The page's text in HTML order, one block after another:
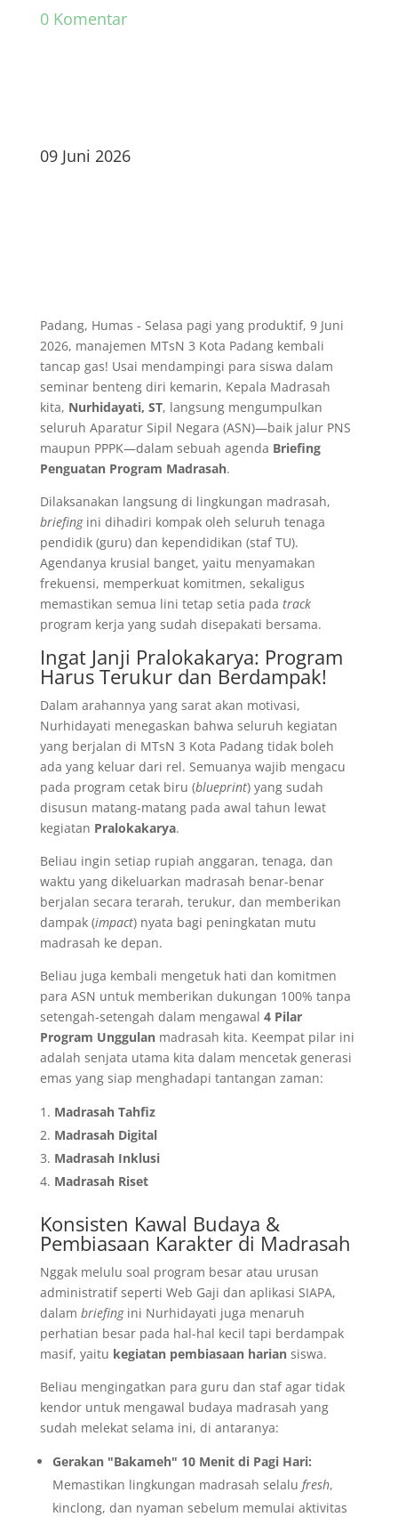
0 Komentar
09 Juni 2026
Padang, Humas - Selasa pagi yang produktif, 9 Juni
2026, manajemen MTsN 3 Kota Padang kembali
tancap gas! Usai mendampingi para siswa dalam
seminar benteng diri kemarin, Kepala Madrasah
kita, Nurhidayati, ST, langsung mengumpulkan
seluruh Aparatur Sipil Negara (ASN)—baik jalur PNS
maupun PPPK—dalam sebuah agenda Briefing
Penguatan Program Madrasah.
​Dilaksanakan langsung di lingkungan madrasah,
briefingini dihadiri kompak oleh seluruh tenaga
pendidik (guru) dan kependidikan (staf TU).
Agendanya krusial banget, yaitu menyamakan
frekuensi, memperkuat komitmen, sekaligus
memastikan semua lini tetap setia pada track
program kerja yang sudah disepakati bersama.
​Ingat Janji Pralokakarya: Program
Harus Terukur dan Berdampak!
​Dalam arahannya yang sarat akan motivasi,
Nurhidayati menegaskan bahwa seluruh kegiatan
yang berjalan di MTsN 3 Kota Padang tidak boleh
ada yang keluar dari rel. Semuanya wajib mengacu
pada program cetak biru (blueprint) yang sudah
disusun matang-matang pada awal tahun lewat
kegiatan Pralokakarya.
​Beliau ingin setiap rupiah anggaran, tenaga, dan
waktu yang dikeluarkan madrasah benar-benar
berjalan secara terarah, terukur, dan memberikan
dampak (impact) nyata bagi peningkatan mutu
madrasah ke depan.
​Beliau juga kembali mengetuk hati dan komitmen
para ASN untuk memberikan dukungan 100% tanpa
setengah-setengah dalam mengawal 4 Pilar
Program Unggulanmadrasah kita. Keempat pilar ini
adalah senjata utama kita dalam mencetak generasi
emas yang siap menghadapi tantangan zaman:
Madrasah Tahfiz
Madrasah Digital
Madrasah Inklusi
Madrasah Riset
​Konsisten Kawal Budaya &
Pembiasaan Karakter di Madrasah
​Nggak melulu soal program besar atau urusan
administratif seperti Web Gaji dan aplikasi SIAPA,
dalam briefingini Nurhidayati juga menaruh
perhatian besar pada hal-hal kecil tapi berdampak
masif, yaitu kegiatan pembiasaan hariansiswa.
​Beliau mengingatkan para guru dan staf agar tidak
kendor untuk mengawal budaya madrasah yang
sudah melekat selama ini, di antaranya:
Gerakan "Bakameh" 10 Menit di Pagi Hari:
Memastikan lingkungan madrasah selalu fresh,
kinclong, dan nyaman sebelum memulai aktivitas